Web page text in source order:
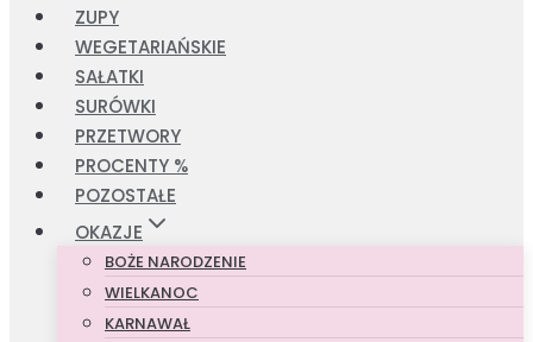
ZUPY
WEGETARIAŃSKIE
SAŁATKI
SURÓWKI
PRZETWORY
PROCENTY %
POZOSTAŁE
OKAZJE
BOŻE NARODZENIE
WIELKANOC
KARNAWAŁ